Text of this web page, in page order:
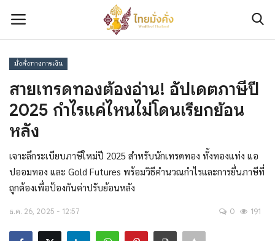
เข้าสู่ระบบ
ติดต่อเรา
เกี่ยวกับเรา
มั่งคั่งทางการเงิน
มั่งคั่งทางความรู้และทักษะ
มั่งคั่งทางการเงิน
สายเทรดทองต้องอ่าน! อัปเดตภาษีปี
2025 กำไรแค่ไหนไม่โดนเรียกย้อน
หลัง
เจาะลึกระเบียบภาษีใหม่ปี 2025 สำหรับนักเทรดทอง ทั้งทองแท่ง แอ
ปออมทอง และ Gold Futures พร้อมวิธีคำนวณกำไรและการยื่นภาษีที่
ถูกต้องเพื่อป้องกันค่าปรับย้อนหลัง
ธ.ค. 26, 2025 - 12:57 0 191